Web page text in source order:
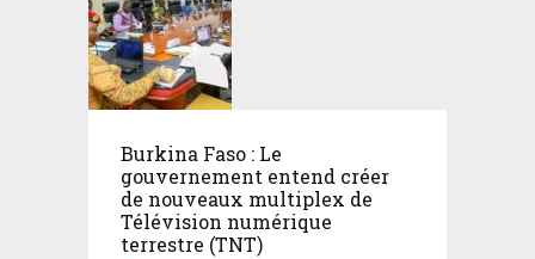
Burkina Faso : Le
gouvernement entend créer
de nouveaux multiplex de
Télévision numérique
terrestre (TNT)